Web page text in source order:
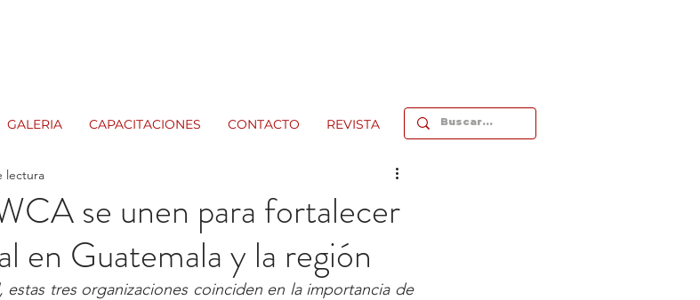
GALERIA CAPACITACIONES CONTACTO REVISTA
se unen para fortalecer
en Guatemala y la región
lectura
tres organizaciones coinciden en la importancia de